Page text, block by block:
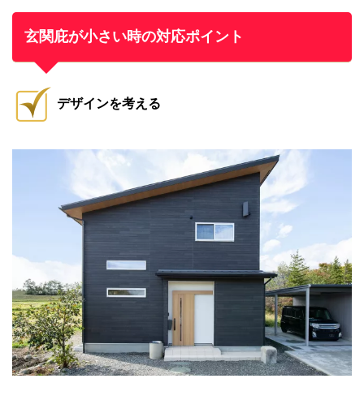
玄関庇が小さい時の対応ポイント
デザインを考える